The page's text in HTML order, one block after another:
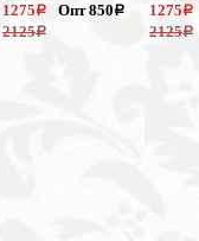
1275 a
2125a
Опт 850 a
1275 a
2125a